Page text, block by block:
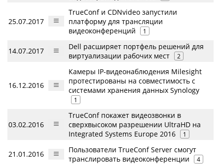
25.07.2017
TrueConf и CDNvideo запустили
платформу для трансляции
видеоконференций
1
14.07.2017
Dell расширяет портфель решений для
виртуализации рабочих мест
2
16.12.2016
Камеры IP-видеонаблюдения Milesight
протестированы на совместимость с
системами хранения данных Synology
1
03.02.2016
TrueConf покажет видеозвонки в
сверхвысоком разрешении UltraHD на
Integrated Systems Europe 2016
1
21.01.2016
Пользователи TrueConf Server смогут
транслировать видеоконференции
4